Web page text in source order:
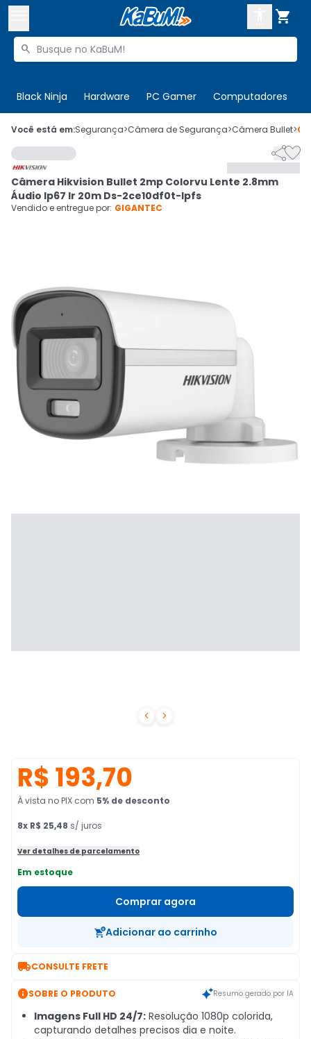

Buscar produtos

Black Ninja Hardware PC Gamer Computadores
 Olá. Acesse sua conta
 Departamentos
Cupons
CADASTRE-SE
Você está em:Segurança>Câmera de Segurança>Câmera Bullet>
 

Câmera Hikvision Bullet 2mp Colorvu Lente 2.8mm
Áudio Ip67 Ir 20m Ds-2ce10df0t-lpfs
Vendido e entregue por: GIGANTEC
R$ 193,70
À vista no PIX com 5% de desconto
8x R$ 25,48 s/ juros
Ver detalhes de parcelamento
Em estoque
Comprar agora
Adicionar ao carrinho
CONSULTE FRETE
SOBRE O PRODUTO Resumo gerado por IA
Imagens Full HD 24/7: Resolução 1080p colorida,
capturando detalhes precisos dia e noite.